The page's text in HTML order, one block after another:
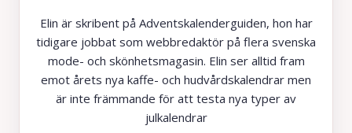
Elin är skribent på Adventskalenderguiden, hon har
tidigare jobbat som webbredaktör på flera svenska
mode- och skönhetsmagasin. Elin ser alltid fram
emot årets nya kaffe- och hudvårdskalendrar men
är inte främmande för att testa nya typer av
julkalendrar